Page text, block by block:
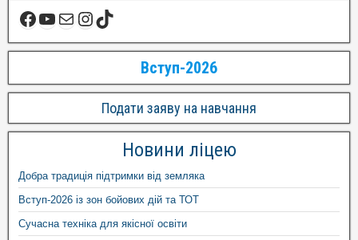
Вступ-2026
Подати заяву на навчання
Новини ліцею
Добра традиція підтримки від земляка
Вступ-2026 із зон бойових дій та ТОТ
Сучасна техніка для якісної освіти